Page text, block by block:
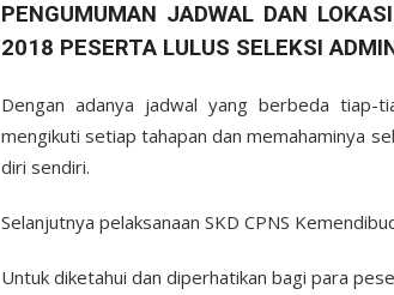
PENGUMUMAN JADWAL DAN
2018 PESERTA LULUS SELEKSI
Dengan adanya jadwal yang berbeda tiap-
mengikuti setiap tahapan dan memahaminya
diri sendiri.
Selanjutnya pelaksanaan SKD CPNS
Untuk diketahui dan diperhatikan bagi para